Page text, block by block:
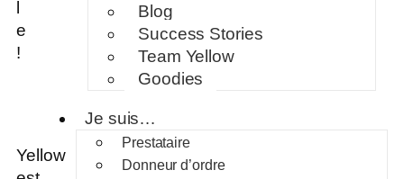
Blog
Success Stories
Team Yellow
Goodies
Je suis…
Prestataire
Donneur d’ordre
e
!
Yellow